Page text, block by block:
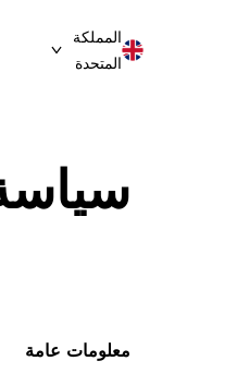
المملكة
المتحدة
معلومات عامة